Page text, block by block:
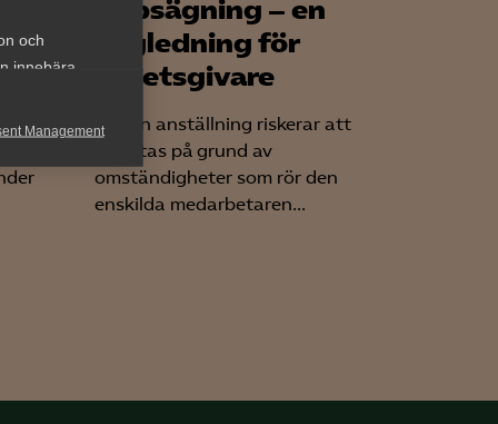
och
innebära
Management
uppsägning – en
vägledning för
arbetsgivare
När en anställning riskerar att
avslutas på grund av
omständigheter som rör den
enskilda medarbetaren...